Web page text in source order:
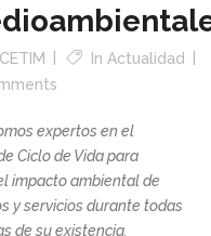
CETIM In Actualidad
expertos en el
Ciclo de Vida para
impacto ambiental de
y servicios durante todas
de su existencia.